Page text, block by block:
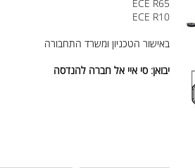
ECE R65
יבואן: סי איי אל חברה להנדסה